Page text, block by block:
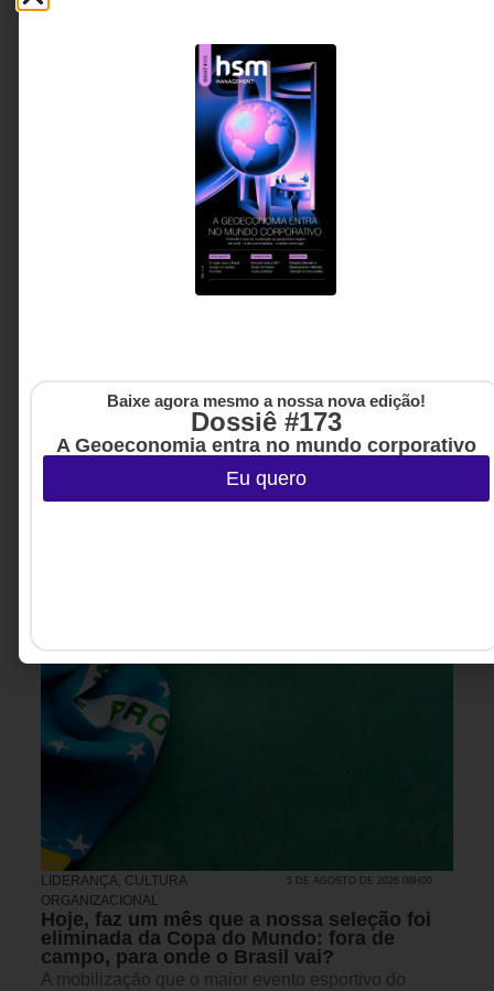
decisão que separa o líder do gestor
recorrer a executivos por projeto são decisões cada
vez mais frequentes em empresas que crescem e se
transformam. Mas a escolha mais importante
acontece antes disso: compreender qual problema
realmente precisa ser resolvido. O artigo discute por
que muitas organizações se concentram em
preencher posições rapidamente, quando deveriam
dedicar mais tempo a entender a natureza, a
duração e a complexidade dos desafios que
LIDERANÇA, CULTURA
ORGANIZACIONAL
5 DE AGOSTO DE 2026 08H00
Hoje, faz um mês que a nossa seleção foi
eliminada da Copa do Mundo: fora de
campo, para onde o Brasil vai?
A mobilização que o maior evento esportivo do
Baixe agora mesmo a nossa nova edição!
Dossiê #173
A Geoeconomia entra no mundo corporativo
Eu quero